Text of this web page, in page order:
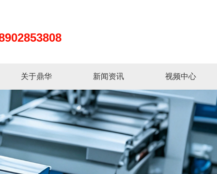
关于鼎华 新闻资讯 视频中心